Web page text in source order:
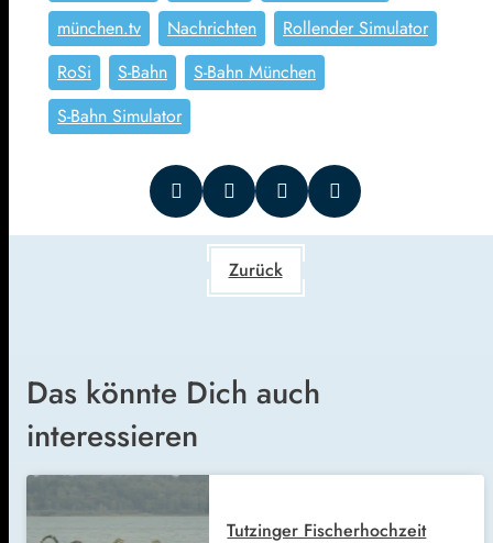
münchen.tv
Nachrichten
Rollender Simulator
RoSi
S-Bahn
S-Bahn München
S-Bahn Simulator
Zurück
Das könnte Dich auch
interessieren
Tutzinger Fischerhochzeit